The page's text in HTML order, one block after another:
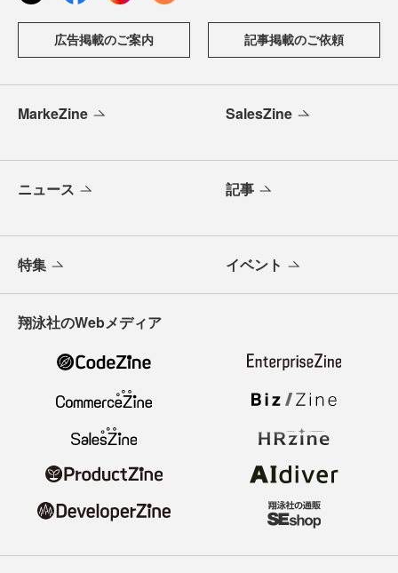
広告掲載のご案内 記事掲載のご依頼
MarkeZine SalesZine
ニュース 記事
特集 イベント
翔泳社のWebメディア